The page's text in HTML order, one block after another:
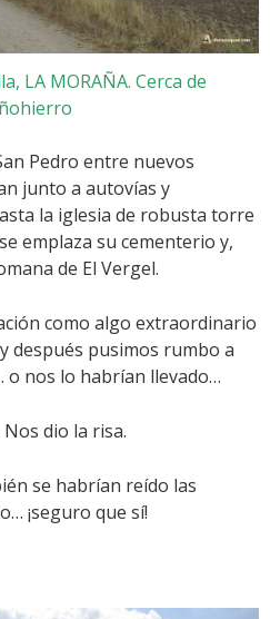
LA MORAÑA. Cerca de
Pedro entre nuevos
junto a autovías y
la iglesia de robusta torre
emplaza su cementerio y,
de El Vergel.
como algo extraordinario
después pusimos rumbo a
o nos lo habrían llevado…
dio la risa.
se habrían reído las
¡seguro que sí!